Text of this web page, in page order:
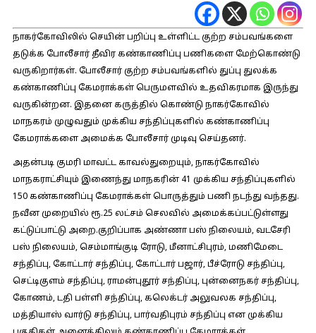
நாகர்கோவிலில் செயின் பறிப்பு உள்ளிட்ட குற்ற சம்பவங்களை
தடுக்க போலீசார் தீவிர கண்காணிப்பு பணிகளை மேற்கொண்டு
வருகிறார்கள். போலீசார் குற்ற சம்பவங்களில் துப்பு துலக்க
கண்காணிப்பு கேமராக்கள் பெருமளவில் உதவிகரமாக இருந்து
வருகின்றன. இதனை கருத்தில் கொண்டு நாகர்கோவில்
மாநகரம் முழுவதும் முக்கிய சந்திப்புகளில் கண்காணிப்பு
கேமராக்களை அமைக்க போலீசார் முடிவு செய்தனர்.
அதன்படி குமரி மாவட்ட காவல்துறையும், நாகர்கோவில்
மாநகராட்சியும் இணைந்து மாநகரின் 41 முக்கிய சந்திப்புகளில்
150 கண்காணிப்பு கேமராக்கள் பொருத்தும் பணி நடந்து வந்தது.
நவீன முறையில் ரூ.25 லட்சம் செலவில் அமைக்கப்பட்டுள்ளது
கட்டுப்பாட்டு அறை.குறிப்பாக அண்ணா பஸ் நிலையம், வடசேரி
பஸ் நிலையம், செம்மாங்குடி ரோடு, மீனாட்சிபுரம், மணிமேடை
சந்திப்பு, கோட்டார் சந்திப்பு, கோட்டார் பஜார், பீச்ரோடு சந்திப்பு,
செட்டிகுளம் சந்திப்பு, ராமன்புதூர் சந்திப்பு, புன்னைநகர் சந்திப்பு,
கோணம், டதி பள்ளி சந்திப்பு, கலெக்டர் அலுவலக சந்திப்பு,
மத்தியாஸ் வார்டு சந்திப்பு, பார்வதிபுரம் சந்திப்பு என முக்கிய